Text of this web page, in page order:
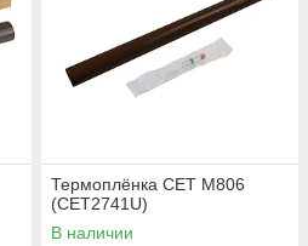
Термоплёнка CET M806
(CET2741U)
В наличии